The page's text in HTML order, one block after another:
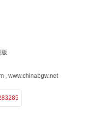
版
, www.chinabgw.net